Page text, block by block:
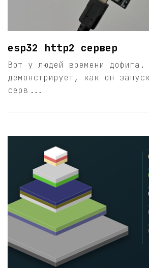
esp32 http2 сервер
Вот у людей времени дофига.
демонстрирует, как он
серв...